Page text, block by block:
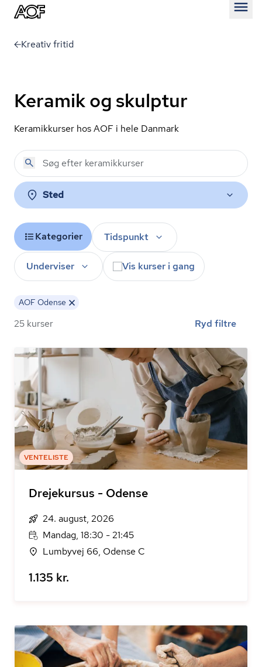
Kreativ fritid
Keramik og skulptur
Keramikkurser hos AOF i hele Danmark
Sted
Kategorier Tidspunkt
Underviser Vis kurser i gang
AOF Odense
25 kurser Ryd filtre
VENTELISTE
Drejekursus - Odense
24. august, 2026
Mandag, 18:30 - 21:45
Lumbyvej 66, Odense C
1.135 kr.